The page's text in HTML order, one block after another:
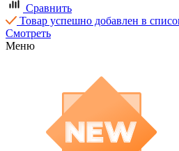
Сравнить
Товар успешно добавлен в
Смотреть
Меню